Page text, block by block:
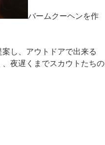
バームクーヘンを作
し、アウトドアで出来る
夜遅くまでスカウトたちの